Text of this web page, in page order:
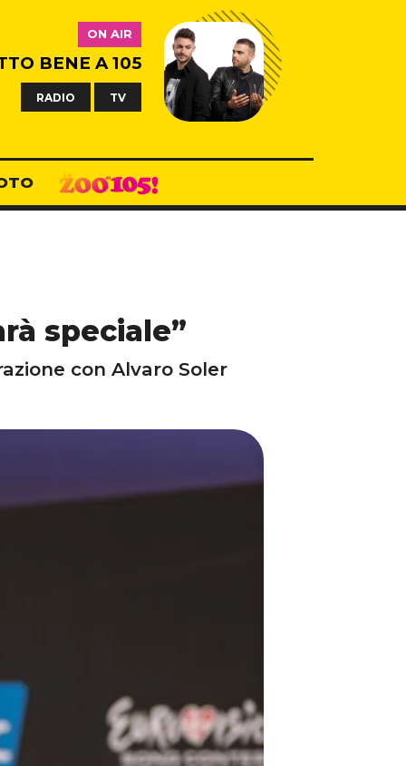
ON AIR
BENE A 105
RADIO TV
speciale”
con Alvaro Soler